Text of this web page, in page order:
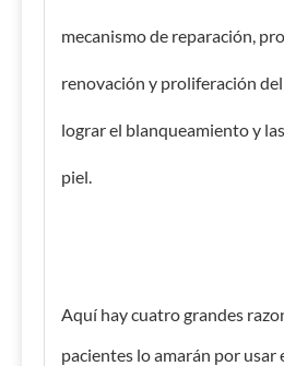
mecanismo de reparación,
renovación y proliferación
lograr el blanqueamiento y
piel.
Aquí hay cuatro grandes
pacientes lo amarán por usar